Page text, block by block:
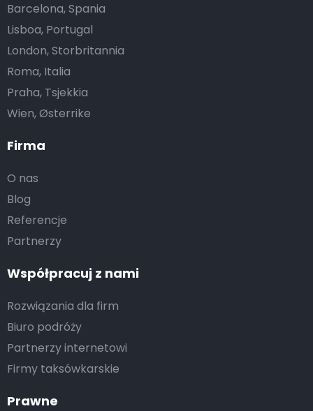
Firma
O nas
Blog
Referencje
Partnerzy
Współpracuj z nami
Rozwiązania dla firm
Biuro podróży
Partnerzy internetowi
Firmy taksówkarskie
Prawne
Barcelona, Spania
Lisboa, Portugal
London, Storbritannia
Roma, Italia
Praha, Tsjekkia
Wien, Østerrike